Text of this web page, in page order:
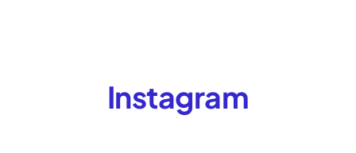
Instagram